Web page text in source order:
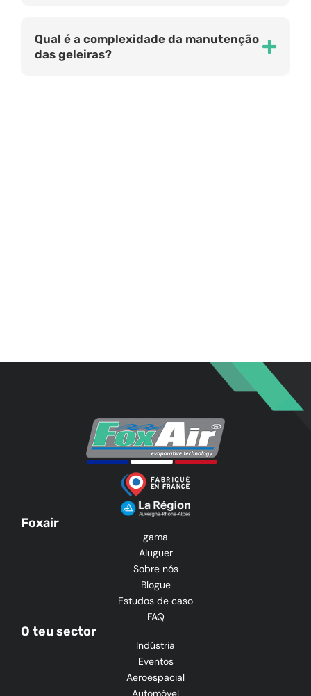
Qual é a complexidade da manutenção
das geleiras?
Foxair
gama
Aluguer
Sobre nós
Blogue
Estudos de caso
FAQ
O teu sector
Indústria
Eventos
Aeroespacial
Automóvel